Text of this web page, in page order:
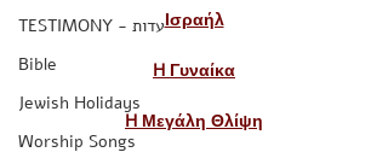
TESTIMONY - עדות
Bible
Jewish Holidays
Worship Songs
Ισραήλ
​H Γυναίκα
H Μεγάλη Θλίψη